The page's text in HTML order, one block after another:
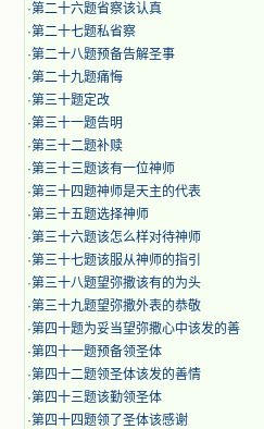
·第二十六题省察该认真
·第二十七题私省察
·第二十八题预备告解圣事
·第二十九题痛悔
·第三十题定改
·第三十一题告明
·第三十二题补赎
·第三十三题该有一位神师
·第三十四题神师是天主的代表
·第三十五题选择神师
·第三十六题该怎么样对待神师
·第三十七题该服从神师的指引
·第三十八题望弥撒该有的为头
·第三十九题望弥撒外表的恭敬
·第四十题为妥当望弥撒心中该发的善
·第四十一题预备领圣体
·第四十二题领圣体该发的善情
·第四十三题该勤领圣体
·第四十四题领了圣体该感谢